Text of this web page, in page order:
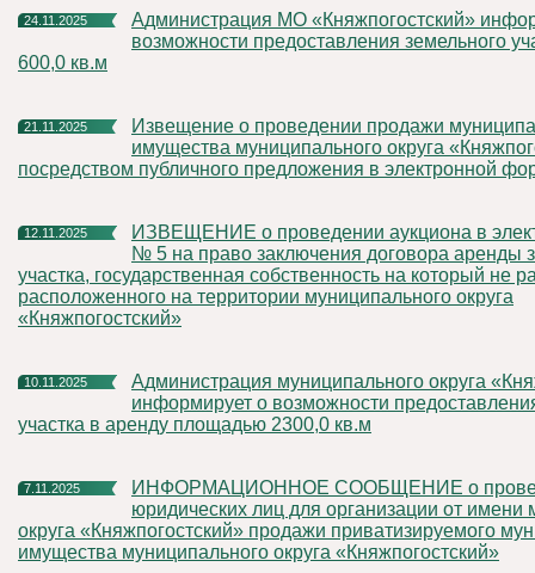
24.11.2025
Администрация МО «Княжпогостский» информирует о
возможности предоставления земельного
600,0 кв.м
21.11.2025
Извещение о проведении продажи муниципального
имущества муниципального округа
посредством публичного предложения в электронной
12.11.2025
ИЗВЕЩЕНИЕ о проведении аукциона в электронной форме
№ 5 на право заключения договора аренды
участка, государственная собственность на который не
расположенного на территории муниципального округа
«Княжпогостский»
10.11.2025
Администрация муниципального округа «Княжпогостский»
информирует о возможности
участка в аренду площадью 2300,0 кв.м
7.11.2025
ИНФОРМАЦИОННОЕ СООБЩЕНИЕ о проведении отбора
юридических лиц для организации от имени
округа «Княжпогостский» продажи приватизируемого
имущества муниципального округа «Княжпогостский»